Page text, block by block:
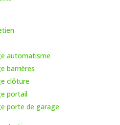
automatisme
barrières
clôture
portail
porte de garage